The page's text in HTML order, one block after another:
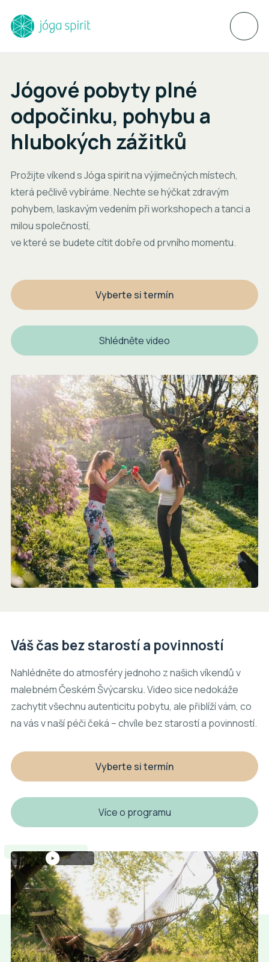
Jógové pobyty plné
odpočinku, pohybu a
hlubokých zážitků
Prožijte víkend s Jóga spirit na výjimečných místech,
která pečlivě vybíráme. Nechte se hýčkat zdravým
pohybem, laskavým vedením při workshopech a tanci a
milou společností,
ve které se budete cítit dobře od prvního momentu.
Vyberte si termín
Shlédněte video
Váš čas bez starostí a povinností
Nahlédněte do atmosféry jednoho z našich víkendů v
malebném Českém Švýcarsku. Video sice nedokáže
zachytit všechnu autenticitu pobytu, ale přiblíží vám, co
na vás v naší péči čeká – chvíle bez starostí a povinností.
Vyberte si termín
Více o programu